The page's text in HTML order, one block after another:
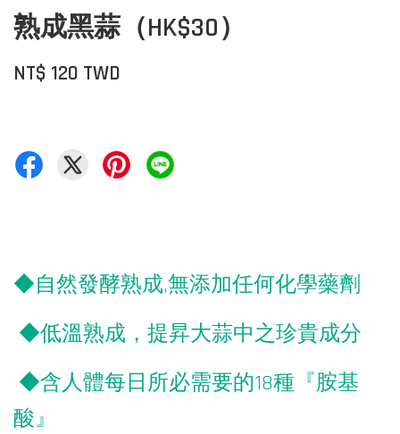
熟成黑蒜（HK$30）
NT$ 120 TWD
◆自然發酵熟成,無添加任何化學藥劑
◆低溫熟成，提昇大蒜中之珍貴成分
◆含人體每日所必需要的18種『胺基
酸』